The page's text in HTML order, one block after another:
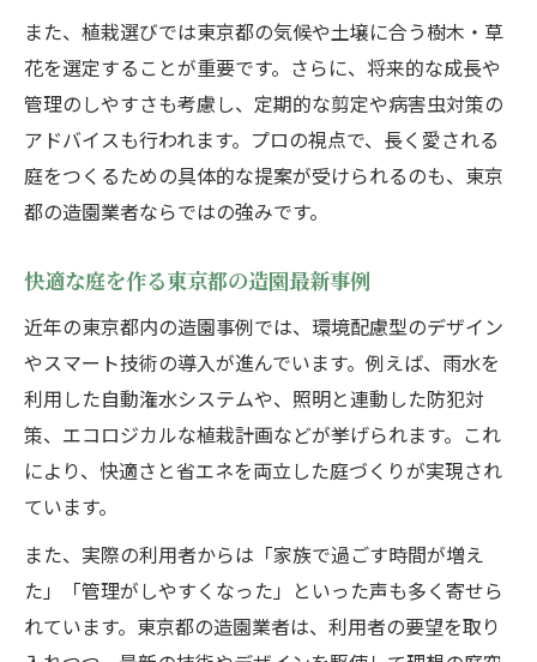
造園会社の実績比較を東京都で行う方法
東京都の造園会社ランキング活用の注意点
造園業者選びに役立つ東京都の評価基準
また、植栽選びでは東京都の気候や土壌に合う樹木・草
花を選定することが重要です。さらに、将来的な成長や
管理のしやすさも考慮し、定期的な剪定や病害虫対策の
アドバイスも行われます。プロの視点で、長く愛される
庭をつくるための具体的な提案が受けられるのも、東京
都の造園業者ならではの強みです。
快適な庭を作る東京都の造園最新事例
近年の東京都内の造園事例では、環境配慮型のデザイン
やスマート技術の導入が進んでいます。例えば、雨水を
利用した自動潅水システムや、照明と連動した防犯対
策、エコロジカルな植栽計画などが挙げられます。これ
により、快適さと省エネを両立した庭づくりが実現され
ています。
また、実際の利用者からは「家族で過ごす時間が増え
た」「管理がしやすくなった」といった声も多く寄せら
れています。東京都の造園業者は、利用者の要望を取り